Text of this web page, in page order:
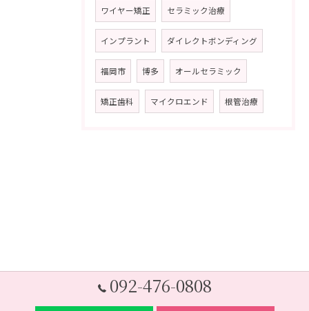
ワイヤー矯正 セラミック治療
インプラント ダイレクトボンディング
福岡市 博多 オールセラミック
矯正歯科 マイクロエンド 根管治療
092-476-0808